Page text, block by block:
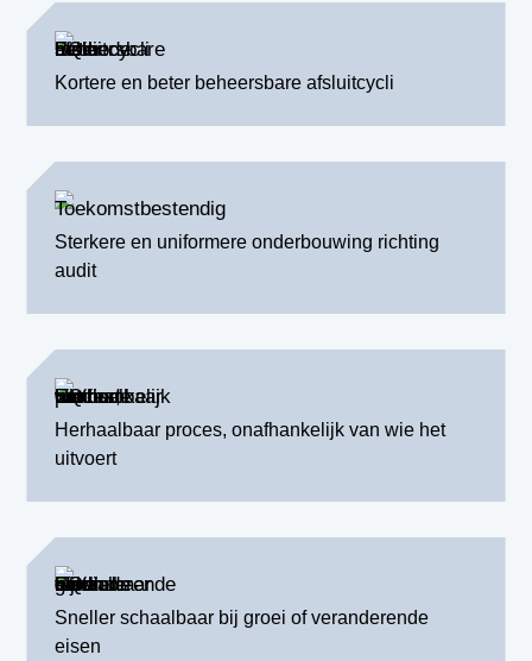
Kortere en beter beheersbare afsluitcycli
Sterkere en uniformere onderbouwing richting
audit
Herhaalbaar proces, onafhankelijk van wie het
uitvoert
Sneller schaalbaar bij groei of veranderende
eisen